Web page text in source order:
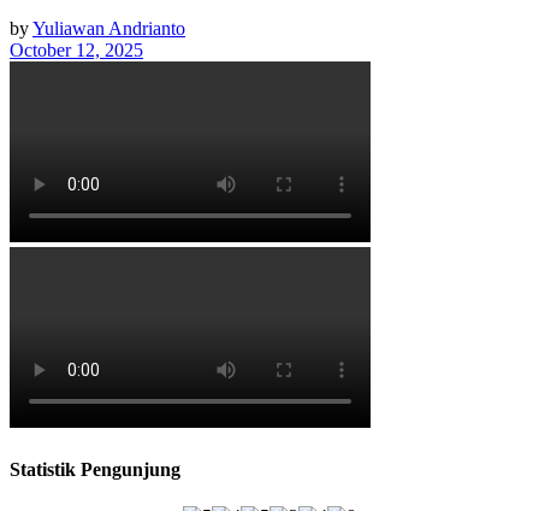
byYuliawan Andrianto
October 12, 2025
Statistik Pengunjung